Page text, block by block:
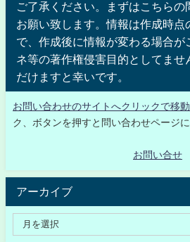
ご了承ください。まずはこちらの
お願い致します。情報は作成時点
で、作成後に情報が変わる場合が
ネ等の著作権侵害目的としてませ
だけますと幸いです。
お問い合わせのサイトへクリックで移
ク、ボタンを押すと問い合わせページ
お問い合せ
アーカイブ